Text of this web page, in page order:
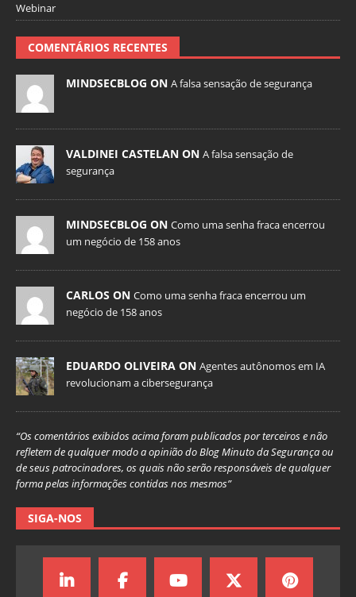
Webinar
COMENTÁRIOS RECENTES
MINDSECBLOG ON A falsa sensação de segurança
VALDINEI CASTELAN ON A falsa sensação de
segurança
MINDSECBLOG ON Como uma senha fraca encerrou
um negócio de 158 anos
CARLOS ON Como uma senha fraca encerrou um
negócio de 158 anos
EDUARDO OLIVEIRA ON Agentes autônomos em IA
revolucionam a cibersegurança
“Os comentários exibidos acima foram publicados por terceiros e não
refletem de qualquer modo a opinião do Blog Minuto da Segurança ou
de seus patrocinadores, os quais não serão responsáveis de qualquer
forma pelas informações contidas nos mesmos”
SIGA-NOS